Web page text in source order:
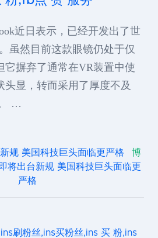
近日表示，已经开发出了世
虽然目前这款眼镜仍处于仅
它摒弃了通常在VR装置中使
头显，转而采用了厚度不及
…
规 美国科技巨头面临更严格
博
将出台新规 美国科技巨头面临更
严格
刷粉丝,ins买粉丝,ins 买 粉,ins